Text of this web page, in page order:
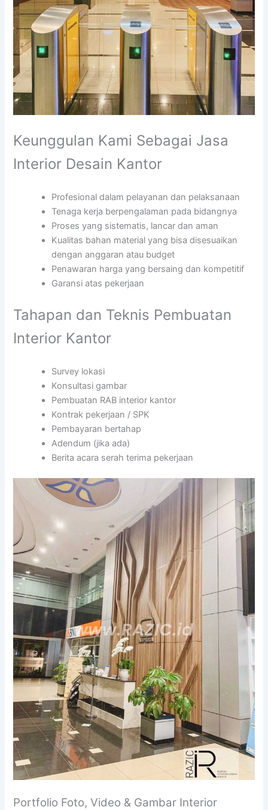
Keunggulan Kami Sebagai Jasa
Interior Desain Kantor
Profesional dalam pelayanan dan pelaksanaan
Tenaga kerja berpengalaman pada bidangnya
Proses yang sistematis, lancar dan aman
Kualitas bahan material yang bisa disesuaikan
dengan anggaran atau budget
Penawaran harga yang bersaing dan kompetitif
Garansi atas pekerjaan
Tahapan dan Teknis Pembuatan
Interior Kantor
Survey lokasi
Konsultasi gambar
Pembuatan RAB interior kantor
Kontrak pekerjaan / SPK
Pembayaran bertahap
Adendum (jika ada)
Berita acara serah terima pekerjaan
Portfolio Foto, Video & Gambar Interior